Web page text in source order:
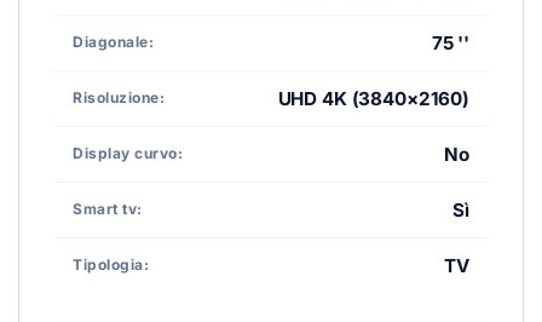
Diagonale: 75 ''
Risoluzione: UHD 4K (3840×2160)
Display curvo: No
Smart tv: Sì
Tipologia: TV